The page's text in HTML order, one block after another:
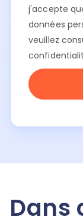
j'accepte
données
veuillez
Dans